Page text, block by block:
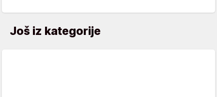
Još iz kategorije